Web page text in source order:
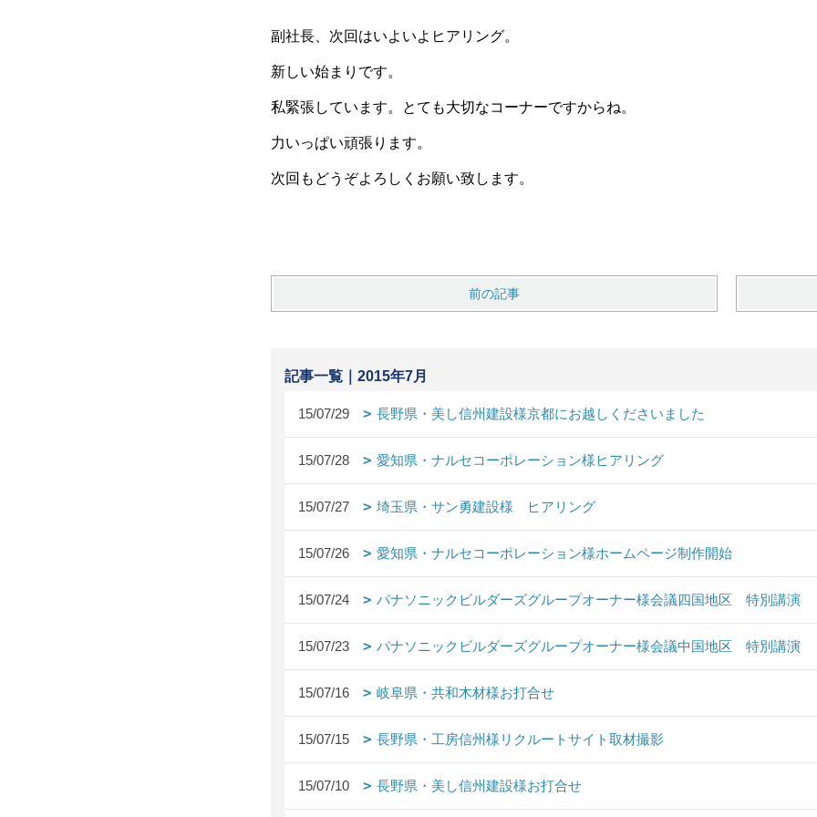
副社長、次回はいよいよヒアリング。
新しい始まりです。
私緊張しています。とても大切なコーナーですからね。
力いっぱい頑張ります。
次回もどうぞよろしくお願い致します。
前の記事
記事一覧｜2015年7月
15/07/29 長野県・美し信州建設様京都にお越しくださいました
15/07/28 愛知県・ナルセコーポレーション様ヒアリング
15/07/27 埼玉県・サン勇建設様 ヒアリング
15/07/26 愛知県・ナルセコーポレーション様ホームページ制作開始
15/07/24 パナソニックビルダーズグループオーナー様会議四国地区 特別講演
15/07/23 パナソニックビルダーズグループオーナー様会議中国地区 特別講演
15/07/16 岐阜県・共和木材様お打合せ
15/07/15 長野県・工房信州様リクルートサイト取材撮影
15/07/10 長野県・美し信州建設様お打合せ